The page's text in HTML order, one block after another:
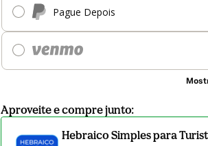
Pague Depois
Aproveite e compre junto:
Hebraico Simples para